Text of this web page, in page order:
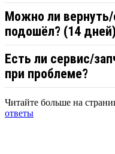
Можно ли
подошёл? (14 дней)
Есть ли сервис/
при проблеме?
Читайте больше на
ответы